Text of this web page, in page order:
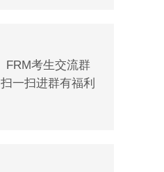
FRM考生交流群
扫一扫进群有福利